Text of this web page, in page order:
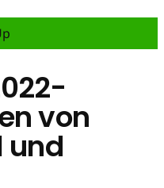
von
und